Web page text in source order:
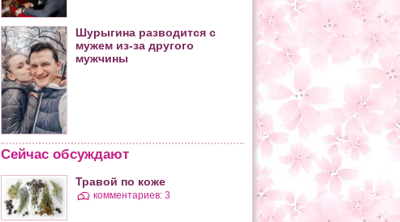
Шурыгина разводится с
мужем из-за другого
мужчины
Сейчас обсуждают
Травой по коже
комментариев: 3